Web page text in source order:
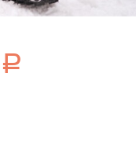
Р